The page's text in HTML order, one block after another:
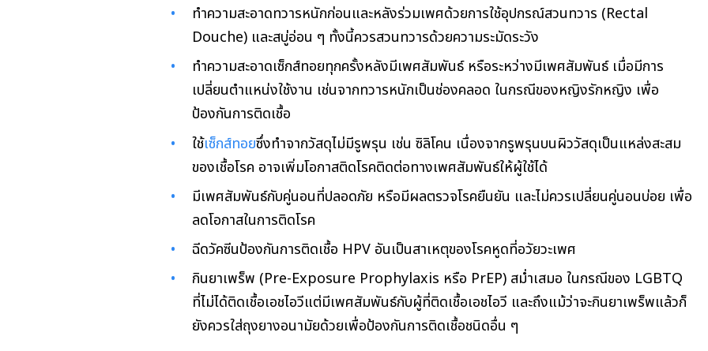
ทำความสะอาดทวารหนักก่อนและหลังร่วมเพศด้วยการใช้อุปกรณ์สวนทวาร (Rectal
Douche) และสบู่อ่อน ๆ ทั้งนี้ควรสวนทวารด้วยความระมัดระวัง
ทำความสะอาดเซ็กส์ทอยทุกครั้งหลังมีเพศสัมพันธ์ หรือระหว่างมีเพศสัมพันธ์ เมื่อมีการ
เปลี่ยนตำแหน่งใช้งาน เช่นจากทวารหนักเป็นช่องคลอด ในกรณีของหญิงรักหญิง เพื่อ
ป้องกันการติดเชื้อ
ใช้เซ็กส์ทอยซึ่งทำจากวัสดุไม่มีรูพรุน เช่น ซิลิโคน เนื่องจากรูพรุนบนผิววัสดุเป็นแหล่งสะสม
ของเชื้อโรค อาจเพิ่มโอกาสติดโรคติดต่อทางเพศสัมพันธ์ให้ผู้ใช้ได้
มีเพศสัมพันธ์กับคู่นอนที่ปลอดภัย หรือมีผลตรวจโรคยืนยัน และไม่ควรเปลี่ยนคู่นอนบ่อย เพื่อ
ลดโอกาสในการติดโรค
ฉีดวัคซีนป้องกันการติดเชื้อ HPV อันเป็นสาเหตุของโรคหูดที่อวัยวะเพศ
กินยาเพร็พ (Pre-Exposure Prophylaxis หรือ PrEP) สม่ำเสมอ ในกรณีของ LGBTQ
ที่ไม่ได้ติดเชื้อเอชไอวีแต่มีเพศสัมพันธ์กับผู้ที่ติดเชื้อเอชไอวี และถึงแม้ว่าจะกินยาเพร็พแล้วก็
ยังควรใส่ถุงยางอนามัยด้วยเพื่อป้องกันการติดเชื้อชนิดอื่น ๆ